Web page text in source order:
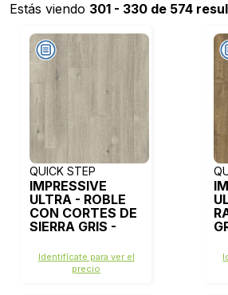
Estás viendo 301 - 330 de 574
QUICK STEP
IMPRESSIVE
ULTRA - ROBLE
CON CORTES DE
SIERRA GRIS -
Identifícate para ver el
precio